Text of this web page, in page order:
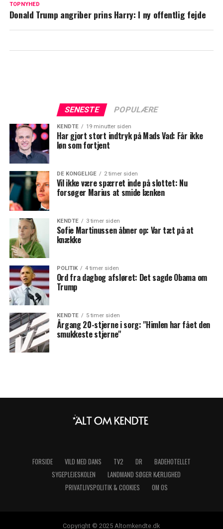
internationale scene
TOPNYHED
Donald Trump angriber prins Harry: I ny offentlig fejde
SENESTE POPULÆRE
KENDTE 19 minutter siden
Har gjort stort indtryk på Mads Vad: Får ikke
løn som fortjent
DE KONGELIGE 2 timer siden
Vil ikke være spærret inde på slottet: Nu
forsøger Marius at smide lænken
KENDTE 3 timer siden
Sofie Martinussen åbner op: Var tæt på at
knække
POLITIK 4 timer siden
Ord fra dagbog afsløret: Det sagde Obama om
Trump
KENDTE 5 timer siden
Årgang 20-stjerne i sorg: "Himlen har fået den
smukkeste stjerne"
FORSIDE VILD MED DANS TV2 DR
BADEHOTELLET
SYGEPLEJESKOLEN
LANDMAND SØGER KÆRLIGHED
PRIVATLIVSPOLITIK & COOKIES
OM OS
Copyright © 2025 Altomkendte.dk